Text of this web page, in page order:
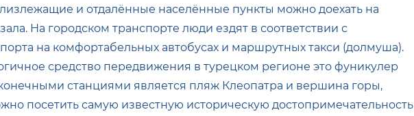
и отдалённые населённые пункты можно доехать на
На городском транспорте люди ездят в соответствии с
на комфортабельных автобусах и маршрутных такси (долмуша).
средство передвижения в турецком регионе это фуникулер
конечными станциями является пляж Клеопатра и вершина горы,
посетить самую известную историческую достопримечательность